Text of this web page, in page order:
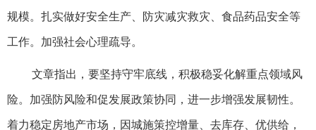
规模。扎实做好安全生产、防灾减灾救灾、食品药品安全等
工作。加强社会心理疏导。
文章指出，要坚持守牢底线，积极稳妥化解重点领域风
险。加强防风险和促发展政策协同，进一步增强发展韧性。
着力稳定房地产市场，因城施策控增量、去库存、优供给，